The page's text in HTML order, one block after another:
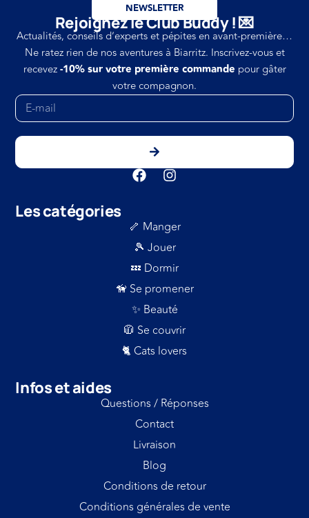
Les catégories
🦴 Manger
🎾 Jouer
💤 Dormir
🦮 Se promener
✨ Beauté
🧥 Se couvrir
🐈 Cats lovers
NEWSLETTER
Rejoignez le Club Buddy ! 💌
Actualités, conseils d’experts et pépites en avant-première…
Ne ratez rien de nos aventures à Biarritz. Inscrivez-vous et
recevez-10% sur votre première commande pour gâter
votre compagnon.
Infos et aides
Questions / Réponses
Contact
Livraison
Blog
Conditions de retour
Conditions générales de vente